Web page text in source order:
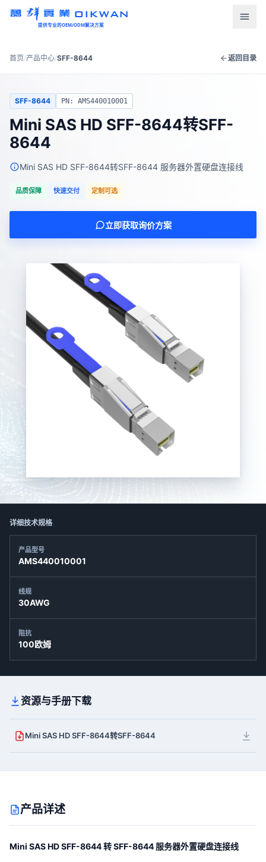
OIKWAN
提供专业的OEM/ODM解决方案
首页
关于我们
한국어
Deutsch
Português Español
ไทย Tiếng Việt
首页/产品中心/SFF-8644 返回目录
SFF-8644 PN: AMS440010001
​Mini SAS HD SFF-8644转SFF-
8644
​Mini SAS HD SFF-8644转SFF-8644 服务器外置硬盘连接线
品质保障 快速交付 定制可选
立即获取询价方案
详细技术规格
产品型号
AMS440010001
线规
30AWG
阻抗
100欧姆
资源与手册下载
​Mini SAS HD SFF-8644转SFF-8644
产品详述
Mini SAS HD SFF-8644 转 SFF-8644 服务器外置硬盘连接线